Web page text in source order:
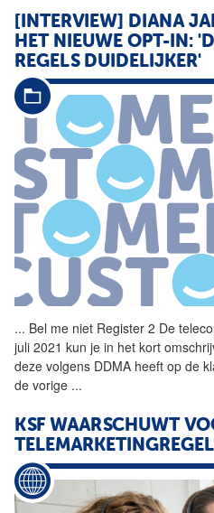
[INTERVIEW] DIANA
HET NIEUWE OPT-IN:
REGELS DUIDELIJKER'
... Bel me niet Register 2 De
juli 2021 kun je in het kort
deze volgens DDMA heeft op de
de vorige ...
KSF WAARSCHUWT